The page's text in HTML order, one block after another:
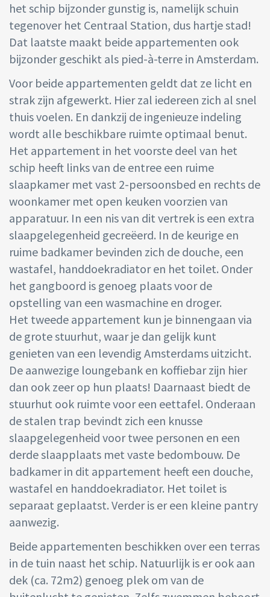
het schip bijzonder gunstig is, namelijk schuin
tegenover het Centraal Station, dus hartje stad!
Dat laatste maakt beide appartementen ook
bijzonder geschikt als pied-à-terre in Amsterdam.
Voor beide appartementen geldt dat ze licht en
strak zijn afgewerkt. Hier zal iedereen zich al snel
thuis voelen. En dankzij de ingenieuze indeling
wordt alle beschikbare ruimte optimaal benut.
Het appartement in het voorste deel van het
schip heeft links van de entree een ruime
slaapkamer met vast 2-persoonsbed en rechts de
woonkamer met open keuken voorzien van
apparatuur. In een nis van dit vertrek is een extra
slaapgelegenheid gecreëerd. In de keurige en
ruime badkamer bevinden zich de douche, een
wastafel, handdoekradiator en het toilet. Onder
het gangboord is genoeg plaats voor de
opstelling van een wasmachine en droger.
Het tweede appartement kun je binnengaan via
de grote stuurhut, waar je dan gelijk kunt
genieten van een levendig Amsterdams uitzicht.
De aanwezige loungebank en koffiebar zijn hier
dan ook zeer op hun plaats! Daarnaast biedt de
stuurhut ook ruimte voor een eettafel. Onderaan
de stalen trap bevindt zich een knusse
slaapgelegenheid voor twee personen en een
derde slaapplaats met vaste bedombouw. De
badkamer in dit appartement heeft een douche,
wastafel en handdoekradiator. Het toilet is
separaat geplaatst. Verder is er een kleine pantry
aanwezig.
Beide appartementen beschikken over een terras
in de tuin naast het schip. Natuurlijk is er ook aan
dek (ca. 72m2) genoeg plek om van de